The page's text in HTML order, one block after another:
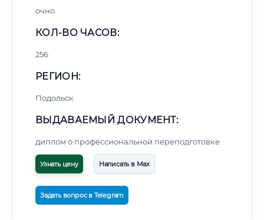
очно
КОЛ-ВО ЧАСОВ:
256
РЕГИОН:
Подольск
ВЫДАВАЕМЫЙ ДОКУМЕНТ:
диплом о профессиональной переподготовке
Узнать цену Написать в Max
Задать вопрос в Telegram